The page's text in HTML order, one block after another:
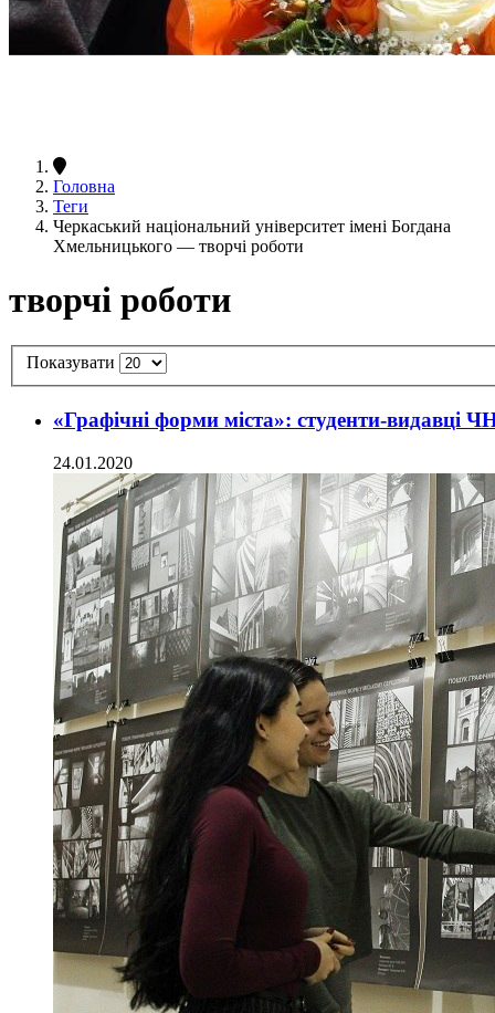
Головна
Теги
Черкаський національний університет імені Богдана
Хмельницького — творчі роботи
творчі роботи
Показувати
«Графічні форми міста»: студенти-видавці
24.01.2020